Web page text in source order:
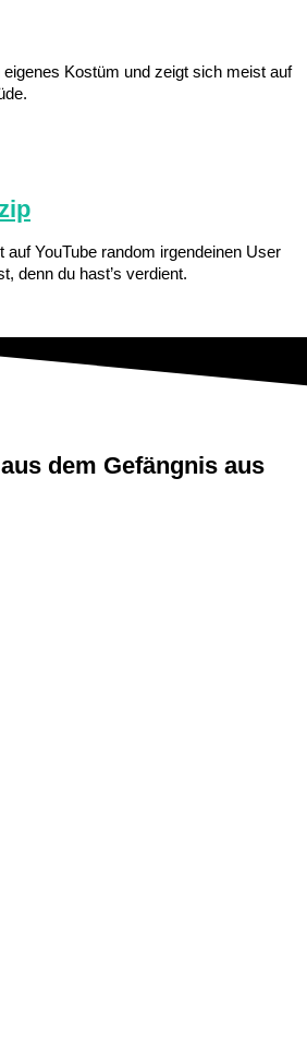
Kostüm und zeigt sich meist auf
auf YouTube random irgendeinen User
denn du hast’s verdient.
dem Gefängnis aus